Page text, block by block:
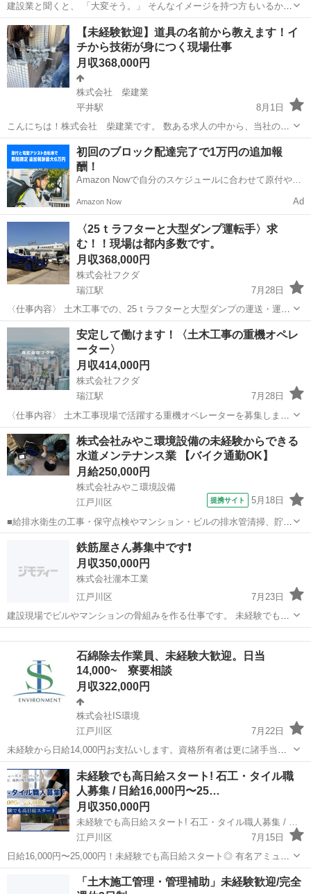
建設業と聞くと、 「大変そう。」 そんなイメージを持つ方もいるかも
しれません。 でも実際は、図面を見て、寸法を測り、建物づくりを支
える技術を身につける仕事です。 株式会社万では、 ・スリーブ工事...
東京 江戸川区 その他 未経験
【未経験歓迎】道具の名前から教えます！イ
チから技術が身につく現場仕事
月収368,000円
株式会社 柴建業
平井駅
8月1日
こんにちは！株式会社 柴建業です。 数ある求人の中から、当社のペ
ージを見ていただきありがとうございます。 当社では、新しく一緒に
働いてくれる現場スタッフを募集しています。 経験は一切問いませ
ん。今いるスタッフも、みんな...
東京 江戸川区 平井駅 その他 未経験
初回のブロック配達完了で1万円の追加報
酬！
Amazon Nowで自分のスケジュールに合わせて原付や電
Amazon Now Ad
〈25ｔラフターと大型ダンプ運転手〉求
む！！現場は都内多数です。
月収368,000円
株式会社フクダ
瑞江駅
7月28日
〈仕事内容〉 土木工事での、25ｔラフターと大型ダンプの運送・運転
をできる方を募集します！ （現場での残土・砕石・アスファルト） 配
属現場によりラフターか、ダンプか変わるため臨機応変に対応してい
ただきます。 ラフター...
東京 江戸川区 瑞江駅 その他
安定して働けます！〈土木工事の重機オペレ
ーター〉
月収414,000円
株式会社フクダ
瑞江駅
7月28日
〈仕事内容〉 土木工事現場で活躍する重機オペレーターを募集しま
す！ 取り扱う重機は「バックフォー・油圧ショベル・クレーン等」、
どれも自社所有です。 作業場所は、市川にある置き場と江戸川区の本
社を拠点に都内各所になります...
東京 江戸川区 瑞江駅 その他
株式会社みやこ環境設備の未経験からできる
水道メンテナンス業 【バイク通勤OK】
月給250,000円
株式会社みやこ環境設備
江戸川区
提携サイト 5月18日
■給排水衛生の工事・保守点検やマンション・ビルの排水管清掃、貯水
槽清掃業務 【貯水槽清掃とは？】 管理上でも浄化手段として清掃が
不可欠になってきます。 安全・安心な飲料水や生活用水の確保には貯
水槽の清掃は、年1回以上が義務...
江戸川区 その他
鉄筋屋さん募集中です❗
月収350,000円
株式会社瀧本工業
江戸川区
7月23日
建設現場でビルやマンションの骨組みを作る仕事です。 未経験でもか
まいません❗ 資格支援制度有り 社会保険完備 解らない事、不安な事は
何でも聞いて下さい❗ 営業目的のご連絡はお控えください！
石綿除去作業員、未経験大歓迎。日当
14,000~ 寮要相談
月収322,000円
株式会社IS環境
江戸川区
7月22日
未経験から日給14,000円お支払いします。資格所有者は更に諸手当が
プラスです。正社員のみ採用、社会保険完備になります。 仕事内容で
すが建物の改修工事や､解体工事等で適切な保護具、保護服を着用して
養生作業を行い塗材を落...
東京 江戸川区 その他 石綿
未経験でも高日給スタート! 石工・タイル職
人募集 / 日給16,000円〜25…
月収350,000円
江戸川区
7月15日
日給16,000円〜25,000円！未経験でも高日給スタート◎ 有名アミュー
ズメントパークや主要駅など、後世に残る建物づくりに携われる仕事
です！ ビル・オフィス・店舗などで石材やタイル施工を行います。現
江戸川区 その他
「土木施工管理・管理補助」未経験歓迎/完全